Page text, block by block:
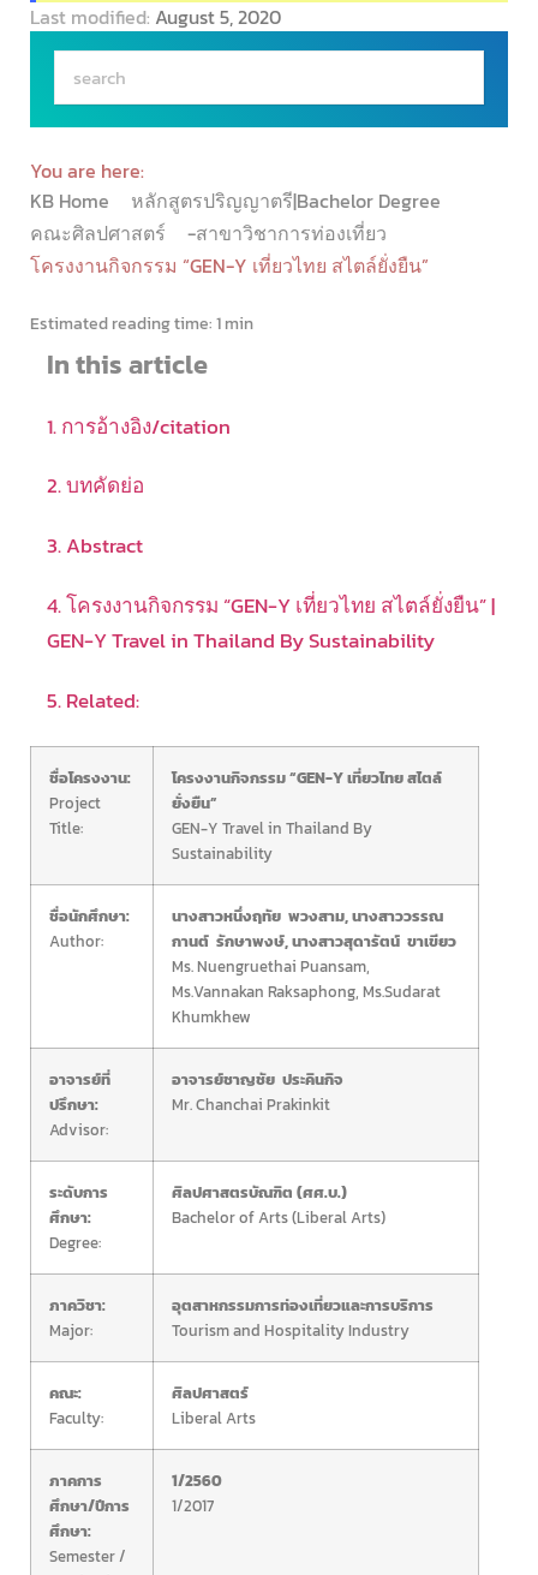
Last modified: August 5, 2020
You are here:
KB Home
หลักสูตรปริญญาตรี|Bachelor Degree
คณะศิลปศาสตร์
-สาขาวิชาการท่องเที่ยว
โครงงานกิจกรรม “GEN-Y เที่ยวไทย สไตล์ยั่งยืน”
Estimated reading time:1 min
In this article
1. การอ้างอิง/citation
2. บทคัดย่อ
3. Abstract
4. โครงงานกิจกรรม “GEN-Y เที่ยวไทย สไตล์ยั่งยืน” |
GEN-Y Travel in Thailand By Sustainability
5. Related:
ชื่อโครงงาน:
Project
Title:
โครงงานกิจกรรม “GEN-Y เที่ยวไทย สไตล์
ยั่งยืน”
GEN-Y Travel in Thailand By
Sustainability
ชื่อนักศึกษา:
Author:
นางสาวหนึ่งฤทัย พวงสาม, นางสาววรรณ
กานต์ รักษาพงษ์, นางสาวสุดารัตน์ ขาเขียว
Ms. Nuengruethai Puansam,
Ms.Vannakan Raksaphong, Ms.Sudarat
Khumkhew
อาจารย์ที่
ปรึกษา:
Advisor:
อาจารย์ชาญชัย ประคินกิจ
Mr. Chanchai Prakinkit
ระดับการ
ศึกษา:
Degree:
ศิลปศาสตรบัณฑิต (ศศ.บ.)
Bachelor of Arts (Liberal Arts)
ภาควิชา:
Major:
อุตสาหกรรมการท่องเที่ยวและการบริการ
Tourism and Hospitality Industry
คณะ:
Faculty:
ศิลปศาสตร์
Liberal Arts
ภาคการ
ศึกษา/ปีการ
ศึกษา:
Semester /
1/2560
1/2017